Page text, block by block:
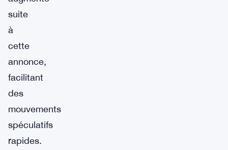
suite
à
cette
annonce,
facilitant
des
mouvements
spéculatifs
rapides.